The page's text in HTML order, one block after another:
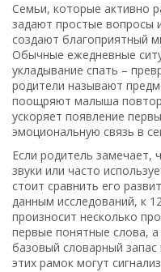
Семьи, которые активно
задают простые вопросы
создают благоприятный
Обычные ежедневные
укладывание спать –
родители называют
поощряют малыша
ускоряет появление
эмоциональную связь в
Если родитель замечает,
звуки или часто
стоит сравнить его
данным исследований, к
произносит несколько
первые понятные слова,
базовый словарный запас
этих рамок могут